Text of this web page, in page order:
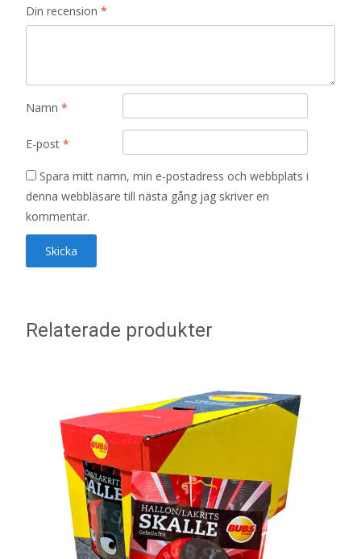
Din recension *
Namn *
E-post *
Spara mitt namn, min e-postadress och webbplats i
denna webbläsare till nästa gång jag skriver en
kommentar.
Relaterade produkter